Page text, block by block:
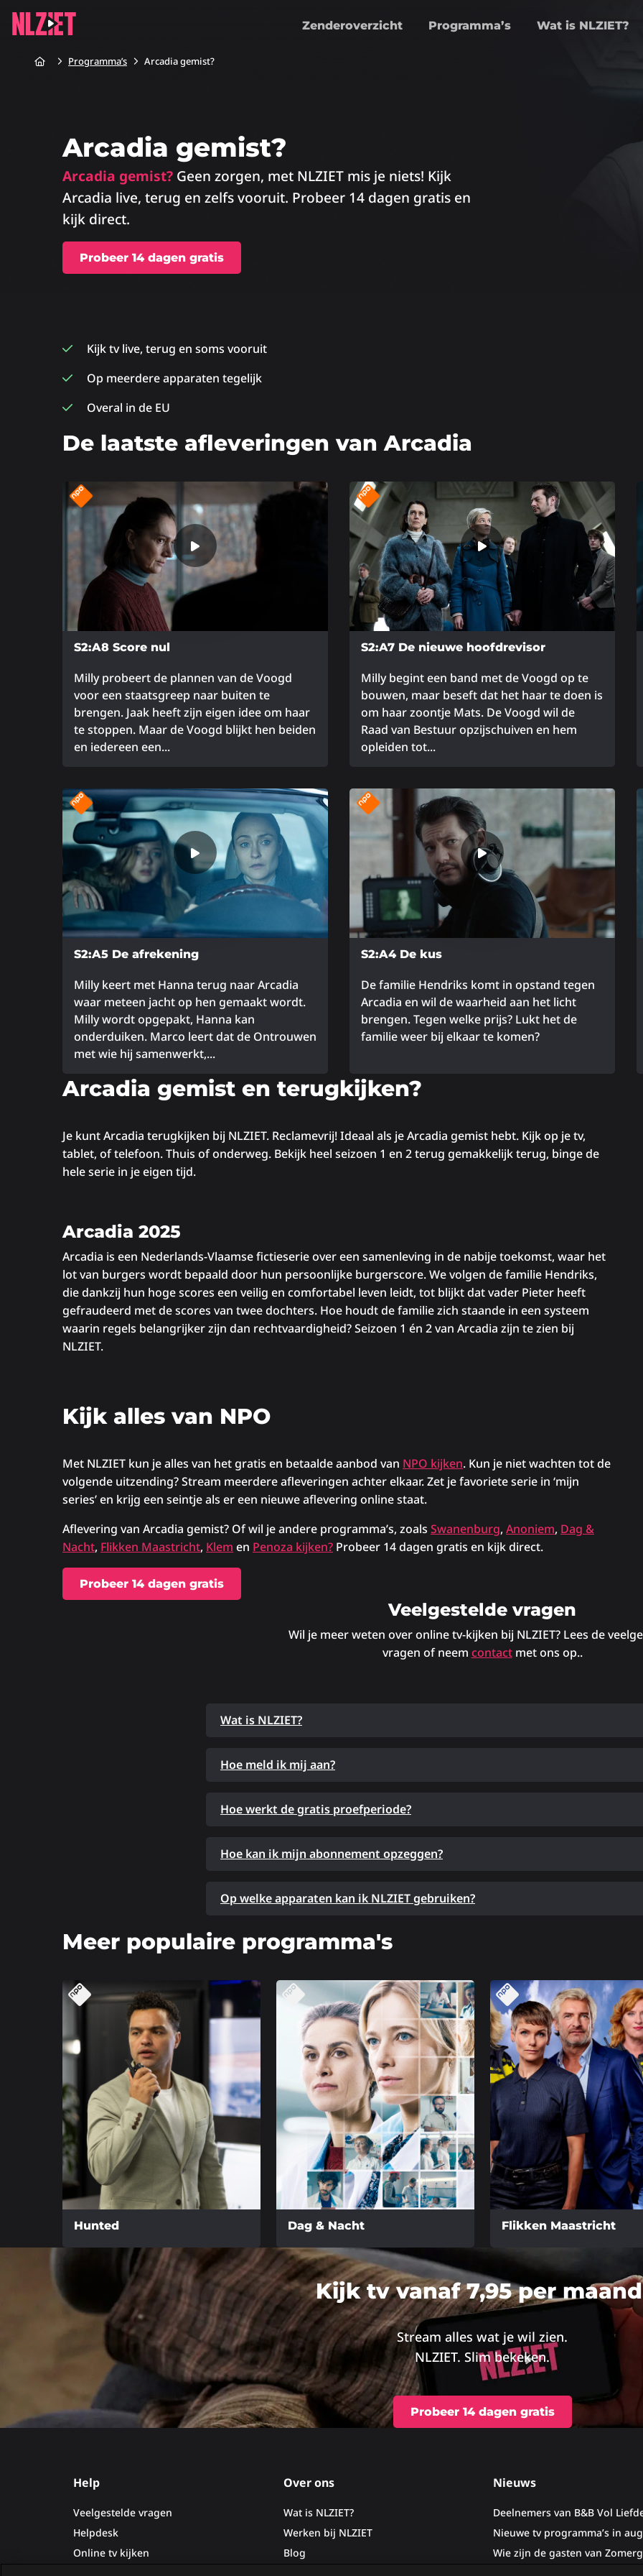
Zenderoverzicht Programma’s Wat is NLZIET?
HomeProgramma’s Arcadia gemist?
Arcadia gemist?
Arcadia gemist? Geen zorgen, met NLZIET mis je niets! Kijk
Arcadia live, terug en zelfs vooruit. Probeer 14 dagen gratis en
kijk direct.
Probeer 14 dagen gratis
Kijk tv live, terug en soms vooruit
Op meerdere apparaten tegelijk
Overal in de EU
De laatste afleveringen van Arcadia
S2:A8 Score nul
Milly probeert de plannen van de Voogd
voor een staatsgreep naar buiten te
brengen. Jaak heeft zijn eigen idee om haar
te stoppen. Maar de Voogd blijkt hen beiden
en iedereen een...
meer
over
S2:A7 De nieuwe hoofdrevisor
Milly begint een band met de Voogd op te
bouwen, maar beseft dat het haar te doen is
om haar zoontje Mats. De Voogd wil de
Raad van Bestuur opzijschuiven en hem
opleiden tot...
meer
over
S2:A5 De afrekening
Milly keert met Hanna terug naar Arcadia
waar meteen jacht op hen gemaakt wordt.
Milly wordt opgepakt, Hanna kan
onderduiken. Marco leert dat de Ontrouwen
met wie hij samenwerkt,...
Lees
meer
S2:A4 De kus
De familie Hendriks komt in opstand tegen
Arcadia en wil de waarheid aan het licht
brengen. Tegen welke prijs? Lukt het de
familie weer bij elkaar te komen?
meer
over
Arcadia gemist en terugkijken?
Je kunt Arcadia terugkijken bij NLZIET. Reclamevrij! Ideaal als je Arcadia gemist hebt. Kijk op je tv,
tablet, of telefoon. Thuis of onderweg. Bekijk heel seizoen 1 en 2 terug gemakkelijk terug, binge de
hele serie in je eigen tijd.
Arcadia 2025
Arcadia is een Nederlands-Vlaamse fictieserie over een samenleving in de nabije toekomst, waar het
lot van burgers wordt bepaald door hun persoonlijke burgerscore. We volgen de familie Hendriks,
die dankzij hun hoge scores een veilig en comfortabel leven leidt, tot blijkt dat vader Pieter heeft
gefraudeerd met de scores van twee dochters. Hoe houdt de familie zich staande in een systeem
waarin regels belangrijker zijn dan rechtvaardigheid? Seizoen 1 én 2 van Arcadia zijn te zien bij
NLZIET.
Kijk alles van NPO
Met NLZIET kun je alles van het gratis en betaalde aanbod van NPO kijken. Kun je niet wachten tot de
volgende uitzending? Stream meerdere afleveringen achter elkaar. Zet je favoriete serie in ‘mijn
series’ en krijg een seintje als er een nieuwe aflevering online staat.
Aflevering van Arcadia gemist? Of wil je andere programma’s, zoals Swanenburg, Anoniem, Dag &
Nacht, Flikken Maastricht, Klem en Penoza kijken? Probeer 14 dagen gratis en kijk direct.
Probeer 14 dagen gratis
Veelgestelde vragen
Wil je meer weten over online tv-kijken bij NLZIET? Lees de
vragen of neem contactmet ons op..
Wat is NLZIET?
Hoe meld ik mij aan?
Hoe werkt de gratis proefperiode?
Hoe kan ik mijn abonnement opzeggen?
Op welke apparaten kan ik NLZIET gebruiken?
Meer populaire programma's
Hunted
over
Dag & Nacht
Lees
meer
over
Flikken Maastricht
Lees
meer
over
Kijk tv vanaf 7,95 per
Stream alles wat je wil zien.
NLZIET. Slim bekeken.
Probeer 14 dagen gratis
Help
Veelgestelde vragen
Helpdesk
Online tv kijken
Over ons
Wat is NLZIET?
Werken bij NLZIET
Blog
Nieuws
Deelnemers van B&B Vol
Nieuwe tv programma’s in
Wie zijn de gasten van